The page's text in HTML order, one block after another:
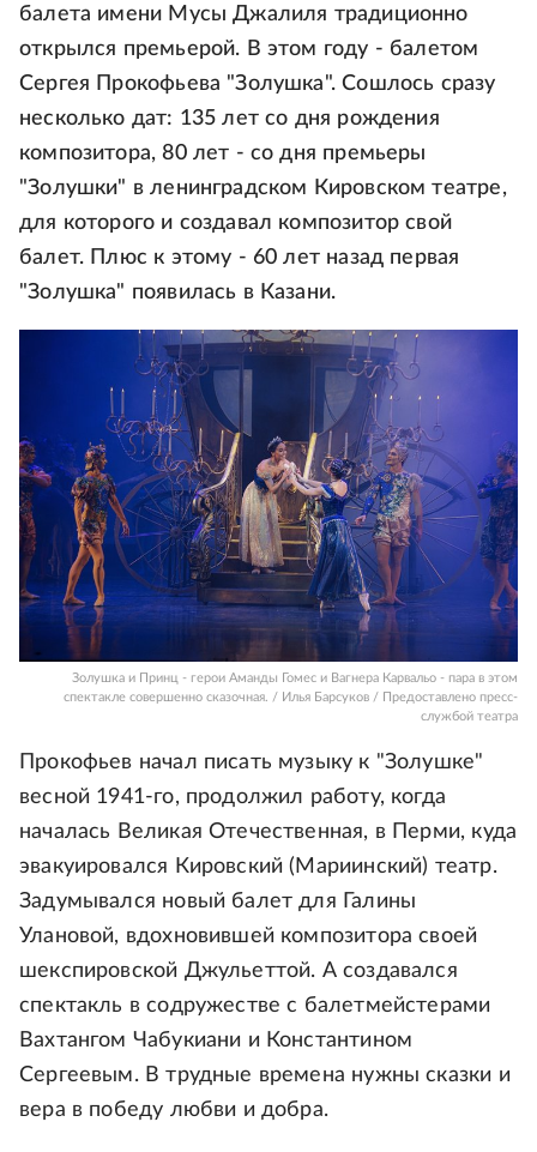
балета имени Мусы Джалиля традиционно
открылся премьерой. В этом году - балетом
Сергея Прокофьева "Золушка". Сошлось сразу
несколько дат: 135 лет со дня рождения
композитора, 80 лет - со дня премьеры
"Золушки" в ленинградском Кировском театре,
для которого и создавал композитор свой
балет. Плюс к этому - 60 лет назад первая
"Золушка" появилась в Казани.
Золушка и Принц - герои Аманды Гомес и Вагнера Карвальо - пара в этом
спектакле совершенно сказочная. / Илья Барсуков / Предоставлено пресс-
службой театра
Прокофьев начал писать музыку к "Золушке"
весной 1941-го, продолжил работу, когда
началась Великая Отечественная, в Перми, куда
эвакуировался Кировский (Мариинский) театр.
Задумывался новый балет для Галины
Улановой, вдохновившей композитора своей
шекспировской Джульеттой. А создавался
спектакль в содружестве с балетмейстерами
Вахтангом Чабукиани и Константином
Сергеевым. В трудные времена нужны сказки и
вера в победу любви и добра.